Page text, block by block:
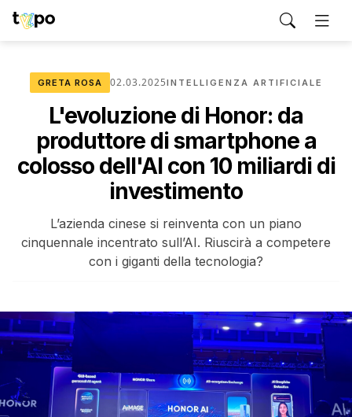
GRETA ROSA 02.03.2025INTELLIGENZA ARTIFICIALE
L'evoluzione di Honor: da
produttore di smartphone a
colosso dell'AI con 10 miliardi di
investimento
L’azienda cinese si reinventa con un piano
cinquennale incentrato sull’AI. Riuscirà a competere
con i giganti della tecnologia?